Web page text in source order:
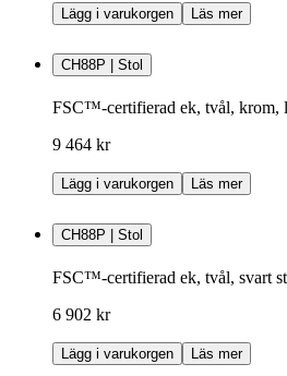
Lägg i varukorgen Läs mer
CH88P | Stol
FSC™-certifierad ek, tvål, krom,
9 464 kr
Lägg i varukorgen Läs mer
CH88P | Stol
FSC™-certifierad ek, tvål, svart
6 902 kr
Lägg i varukorgen Läs mer